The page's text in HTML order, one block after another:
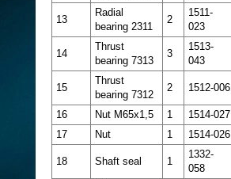
13
Radial
bearing 2311
2
1511-
023
14
Thrust
bearing 7313
3
1513-
043
15
Thrust
bearing 7312
2 1512-006
16 Nut M65x1,5 1
1514-027
17
Nut 1 1514-026
18 Shaft seal 1
1332-
058